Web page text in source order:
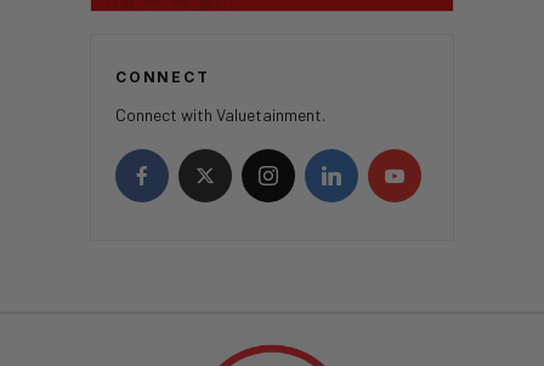
CONNECT
Connect with Valuetainment.